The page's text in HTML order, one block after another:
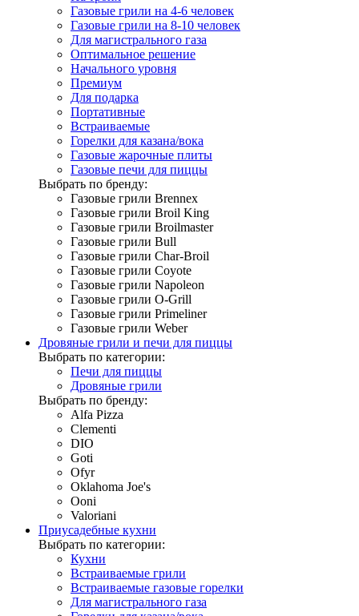
Газовые грили на 4-6 человек
Газовые грили на 8-10 человек
Для магистрального газа
Оптимальное решение
Начального уровня
Премиум
Для подарка
Портативные
Встраиваемые
Горелки для казана/вока
Газовые жарочные плиты
Газовые печи для пиццы
Выбрать по бренду:
Газовые грили Brennex
Газовые грили Broil King
Газовые грили Broilmaster
Газовые грили Bull
Газовые грили Char-Broil
Газовые грили Coyote
Газовые грили Napoleon
Газовые грили O-Grill
Газовые грили Primeliner
Газовые грили Weber
Дровяные грили и печи для пиццы
Выбрать по категории:
Печи для пиццы
Дровяные грили
Выбрать по бренду:
Alfa Pizza
Clementi
DIO
Goti
Ofyr
Oklahoma Joe's
Ooni
Valoriani
Приусадебные кухни
Выбрать по категории:
Кухни
Встраиваемые грили
Встраиваемые газовые горелки
Для магистрального газа